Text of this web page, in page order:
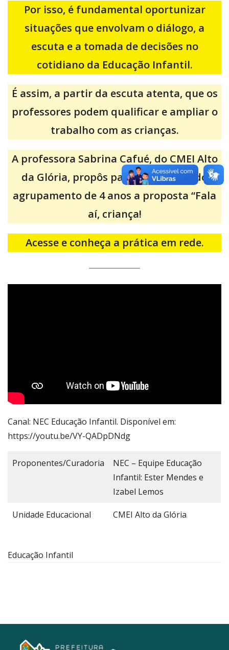
Por isso, é fundamental oportunizar
situações que envolvam o diálogo, a
escuta e a tomada de decisões no
cotidiano da Educação Infantil.
É assim, a partir da escuta atenta, que os
professores podem qualificar e ampliar o
trabalho com as crianças.
A professora Sabrina Cafué, do CMEI Alto
da Glória, propôs para as crianças do
agrupamento de 4 anos a proposta “Fala
aí, criança!
Acesse e conheça a prática em rede.
Canal: NEC Educação Infantil. Disponível em:
https://youtu.be/VY-QADpDNdg
Proponentes/Curadoria
NEC – Equipe Educação
Infantil: Ester Mendes e
Izabel Lemos
Unidade Educacional CMEI Alto da Glória
Educação Infantil